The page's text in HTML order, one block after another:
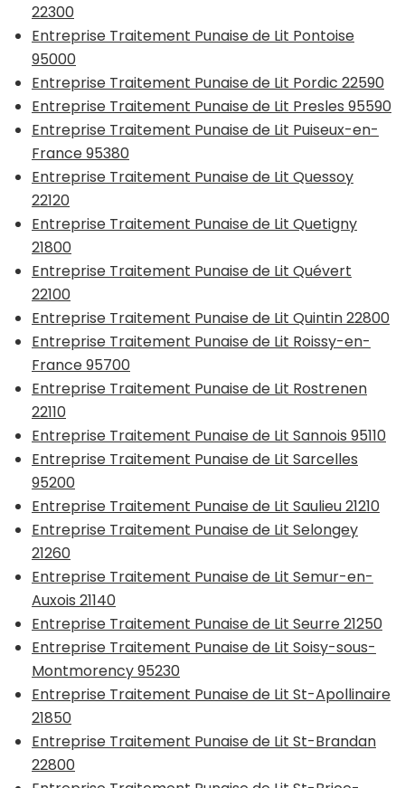
22300
Entreprise Traitement Punaise de Lit Pontoise
95000
Entreprise Traitement Punaise de Lit Pordic 22590
Entreprise Traitement Punaise de Lit Presles 95590
Entreprise Traitement Punaise de Lit Puiseux-en-
France 95380
Entreprise Traitement Punaise de Lit Quessoy
22120
Entreprise Traitement Punaise de Lit Quetigny
21800
Entreprise Traitement Punaise de Lit Quévert
22100
Entreprise Traitement Punaise de Lit Quintin 22800
Entreprise Traitement Punaise de Lit Roissy-en-
France 95700
Entreprise Traitement Punaise de Lit Rostrenen
22110
Entreprise Traitement Punaise de Lit Sannois 95110
Entreprise Traitement Punaise de Lit Sarcelles
95200
Entreprise Traitement Punaise de Lit Saulieu 21210
Entreprise Traitement Punaise de Lit Selongey
21260
Entreprise Traitement Punaise de Lit Semur-en-
Auxois 21140
Entreprise Traitement Punaise de Lit Seurre 21250
Entreprise Traitement Punaise de Lit Soisy-sous-
Montmorency 95230
Entreprise Traitement Punaise de Lit St-Apollinaire
21850
Entreprise Traitement Punaise de Lit St-Brandan
22800